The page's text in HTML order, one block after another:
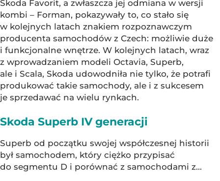
Skoda Favorit, a zwłaszcza jej odmiana w wersji
kombi – Forman, pokazywały to, co stało się
w kolejnych latach znakiem rozpoznawczym
producenta samochodów z Czech: możliwie duże
i funkcjonalne wnętrze. W kolejnych latach, wraz
z wprowadzaniem modeli Octavia, Superb,
ale i Scala, Skoda udowodniła nie tylko, że potrafi
produkować takie samochody, ale i z sukcesem
je sprzedawać na wielu rynkach.
Skoda Superb IV generacji
Superb od początku swojej współczesnej historii
był samochodem, który ciężko przypisać
do segmentu D i porównać z samochodami z...